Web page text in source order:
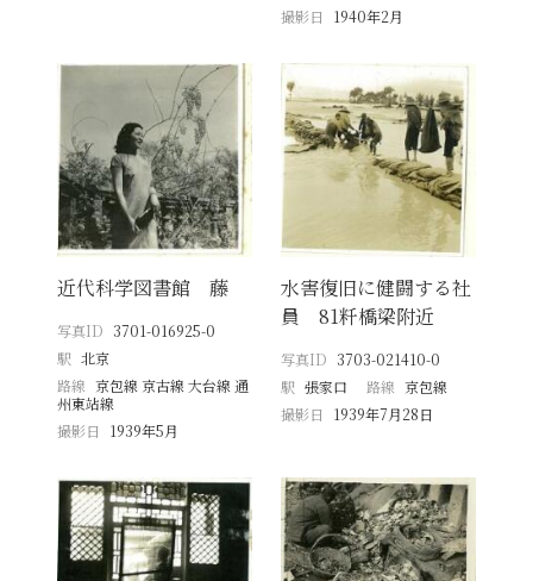
撮影日
1940年2月
近代科学図書館 藤
写真ID 3701-016925-0
駅 北京
路線 京包線 京古線 大台線 通
州東站線
撮影日
1939年5月
水害復旧に健闘する社
員 81粁橋梁附近
写真ID 3703-021410-0
駅 張家口 路線 京包線
撮影日
1939年7月28日